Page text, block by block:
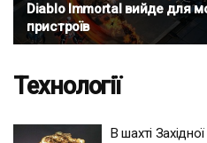
Diablo Immortal вийде для
пристроїв
Технології
В шахті